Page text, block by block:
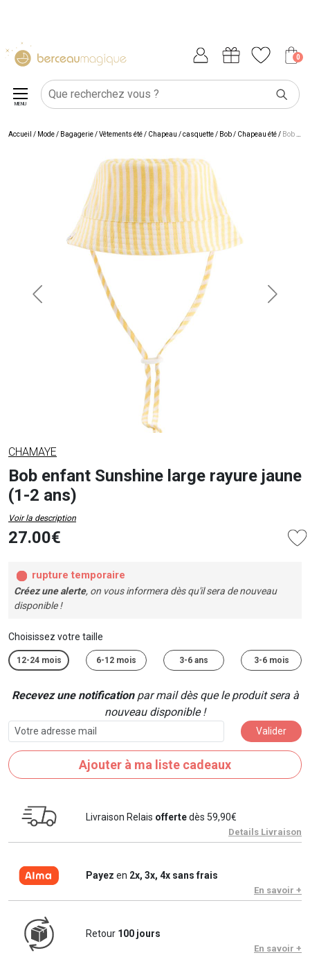
0
MENU
Accueil / Mode / Bagagerie/Vêtements été/ Chapeau / casquette/ Bob / Chapeau été/ Bob enfant Sunshine large rayure jaune (1-2 ans)
CHAMAYE
Bob enfant Sunshine large rayure jaune
(1-2 ans)
Voir la description
27.00€
rupture temporaire
Créez une alerte, on vous informera dès qu'il sera de nouveau
disponible !
Choisissez votre taille
12-24 mois 6-12 mois 3-6 ans 3-6 mois
Recevez une notificationpar mail dès que le produit sera à
nouveau disponible !
Valider
Ajouter à ma liste cadeaux
Livraison Relais offertedès 59,90€
Details Livraison
Payez en 2x, 3x, 4x sans frais
En savoir +
Retour 100 jours
En savoir +